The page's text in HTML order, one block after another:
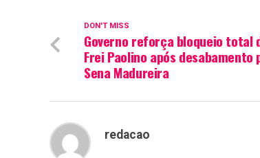
DON'T MISS
Governo reforça bloqueio total
Frei Paolino após desabamento
Sena Madureira
redacao